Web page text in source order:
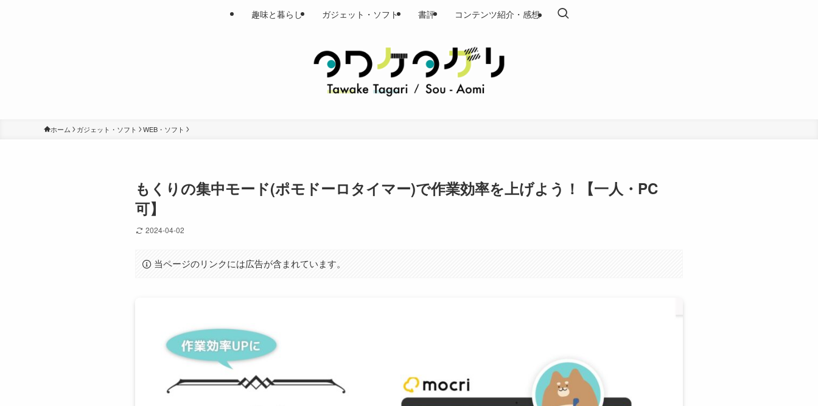
趣味と暮らし ガジェット・ソフト 書評 コンテンツ紹介・感想
ホーム ガジェット・ソフト WEB・ソフト
もくりの集中モード(ポモドーロタイマー)で作業効率を上げよう！【一人・PC
可】
2024-04-02
当ページのリンクには広告が含まれています。